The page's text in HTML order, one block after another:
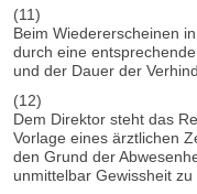
(11)
Beim Wiedererscheinen
durch eine
und der Dauer der
(12)
Dem Direktor steht das
Vorlage eines ärztlichen
den Grund der
unmittelbar Gewissheit zu